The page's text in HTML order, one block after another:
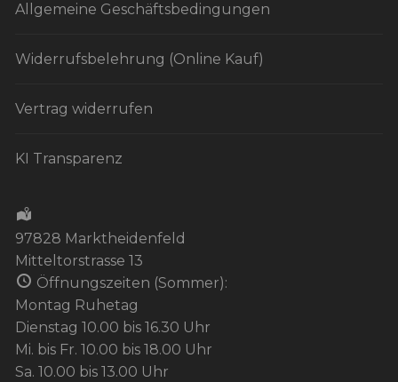
Allgemeine Geschäftsbedingungen
Widerrufsbelehrung (Online Kauf)
Vertrag widerrufen
KI Transparenz
97828 Marktheidenfeld
Mitteltorstrasse 13
Öffnungszeiten (Sommer):
Montag Ruhetag
Dienstag 10.00 bis 16.30 Uhr
Mi. bis Fr. 10.00 bis 18.00 Uhr
Sa. 10.00 bis 13.00 Uhr